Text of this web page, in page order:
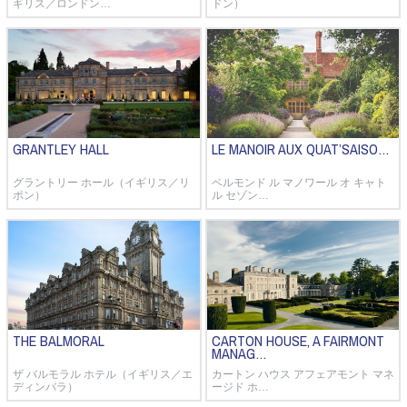
ギリス／ロンドン… ドン）
GRANTLEY HALL
グラントリー ホール（イギリス／リ
ポン）
LE MANOIR AUX QUAT’SAISO…
ベルモンド ル マノワール オ キャト
ル セゾン…
THE BALMORAL
ザ バルモラル ホテル（イギリス／エ
ディンバラ）
CARTON HOUSE, A FAIRMONT
MANAG…
カートン ハウス アフェアモント マネ
ージド ホ…